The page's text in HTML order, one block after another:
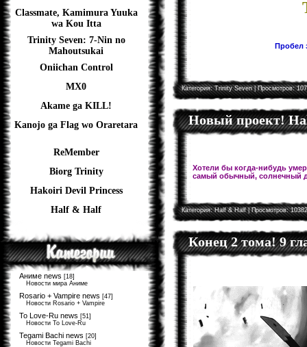
Classmate, Kamimura Yuuka
wa Kou Itta
Trinity Seven: 7-Nin no
Mahoutsukai
Oniichan Control
MX0
Akame ga KILL!
Kanojo ga Flag wo Oraretara
ReMember
Biorg Trinity
Hakoiri Devil Princess
Half & Half
Аниме news [18]
Новости мира Аниме
Rosario + Vampire news [47]
Новости Rosario + Vampire
To Love-Ru news [51]
Новости To Love-Ru
Tegami Bachi news [20]
Новости Tegami Bachi
Пробел
Категория:Trinity Seven| Просмотров:
Новый проект!
Хотели бы когда-нибудь
самый обычный, солнечный
Категория:Half & Half| Просмотров:
Конец 2 тома! 9